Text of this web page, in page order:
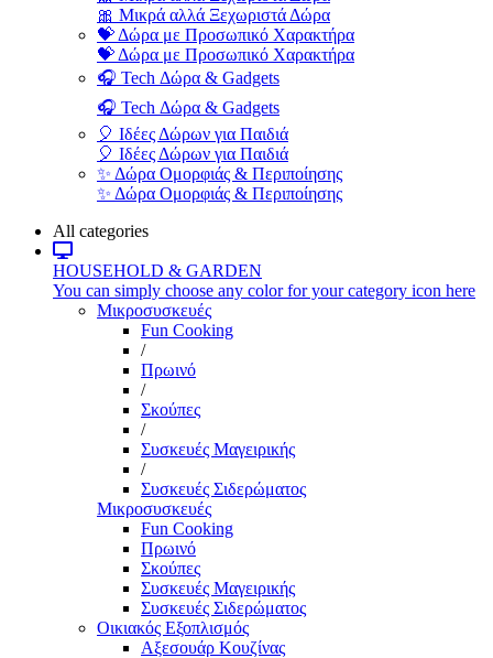
🎀 Μικρά αλλά Ξεχωριστά Δώρα
💝 Δώρα με Προσωπικό Χαρακτήρα
💝 Δώρα με Προσωπικό Χαρακτήρα
🎧 Tech Δώρα & Gadgets
🎧 Tech Δώρα & Gadgets
🎈 Ιδέες Δώρων για Παιδιά
🎈 Ιδέες Δώρων για Παιδιά
✨ Δώρα Ομορφιάς & Περιποίησης
✨ Δώρα Ομορφιάς & Περιποίησης
All categories
HOUSEHOLD & GARDEN
You can simply choose any color for your category icon here
Μικροσυσκευές
Fun Cooking
/
Πρωινό
/
Σκούπες
/
Συσκευές Μαγειρικής
/
Συσκευές Σιδερώματος
Μικροσυσκευές
Fun Cooking
Πρωινό
Σκούπες
Συσκευές Μαγειρικής
Συσκευές Σιδερώματος
Οικιακός Εξοπλισμός
Αξεσουάρ Κουζίνας